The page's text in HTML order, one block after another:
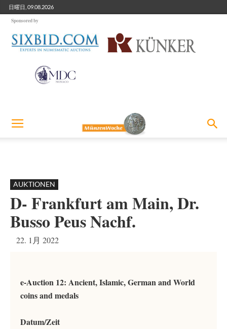
日曜日, 09.08.2026
Sponsored by
AUKTIONEN
D- Frankfurt am Main, Dr.
Busso Peus Nachf.
22. 1月 2022
e-Auction 12: Ancient, Islamic, German and World
coins and medals
Datum/Zeit